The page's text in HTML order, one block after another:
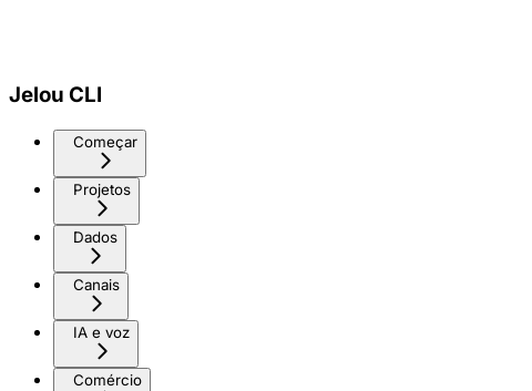
Jelou CLI
Começar
Projetos
Dados
Canais
IA e voz
Comércio